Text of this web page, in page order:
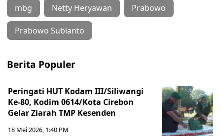
mbg Netty Heryawan Prabowo
Prabowo Subianto
Berita Populer
Peringati HUT Kodam III/Siliwangi
Ke-80, Kodim 0614/Kota Cirebon
Gelar Ziarah TMP Kesenden
18 Mei 2026, 1:40 PM